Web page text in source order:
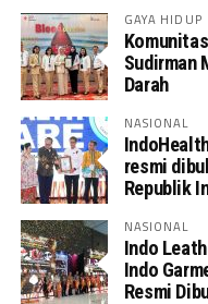
GAYA HIDUP
Sudirman
Darah
NASIONAL
resmi
Republik
NASIONAL
Indo
Indo
Resmi